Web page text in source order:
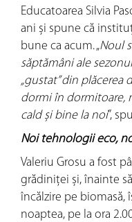
Educatoarea Silvia
ani și spune că
bune ca acum. „Noul
săptămâni ale
„gustat” din plăcerea
dormi în dormitoare,
cald și bine la noi”,
Noi tehnologii eco,
Valeriu Grosu a fost
grădiniței și, înainte
încălzire pe biomasă,
noaptea, pe la ora